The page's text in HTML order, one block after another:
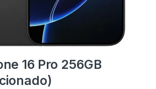
16 Pro 256GB